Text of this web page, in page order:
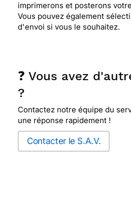
imprimerons et posterons
Vous pouvez également
d'envoi si vous le souhaitez.
❓ Vous avez
?
Contactez notre équipe du
une réponse rapidement !
Contacter le S.A.V.